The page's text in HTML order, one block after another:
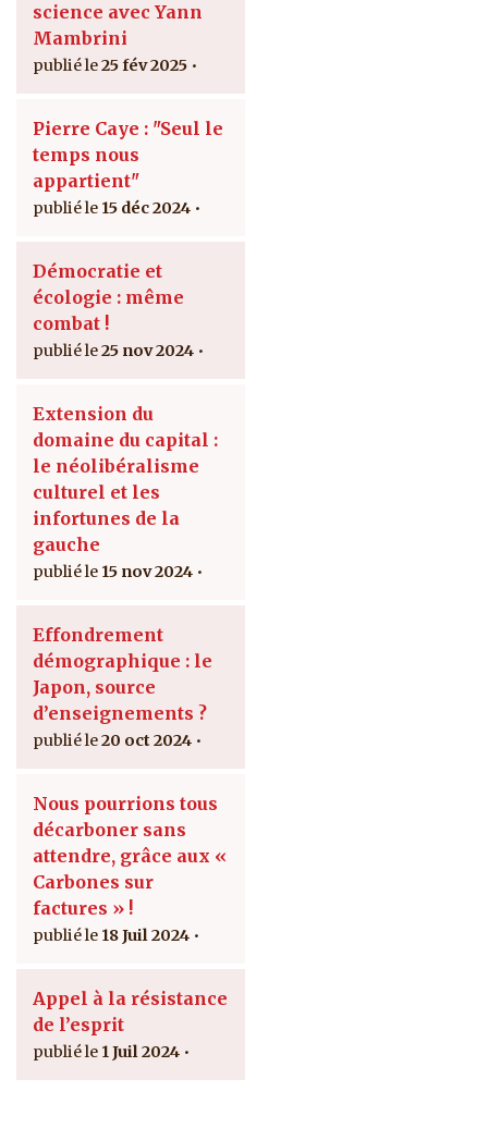
science avec Yann
Mambrini
25 fév 2025
Pierre Caye : "Seul le
temps nous
appartient"
15 déc 2024
Démocratie et
écologie : même
combat !
25 nov 2024
Extension du
domaine du capital :
le néolibéralisme
culturel et les
infortunes de la
gauche
15 nov 2024
Effondrement
démographique : le
Japon, source
d’enseignements ?
20 oct 2024
Nous pourrions tous
décarboner sans
attendre, grâce aux «
Carbones sur
factures » !
18 Juil 2024
Appel à la résistance
de l’esprit
1 Juil 2024